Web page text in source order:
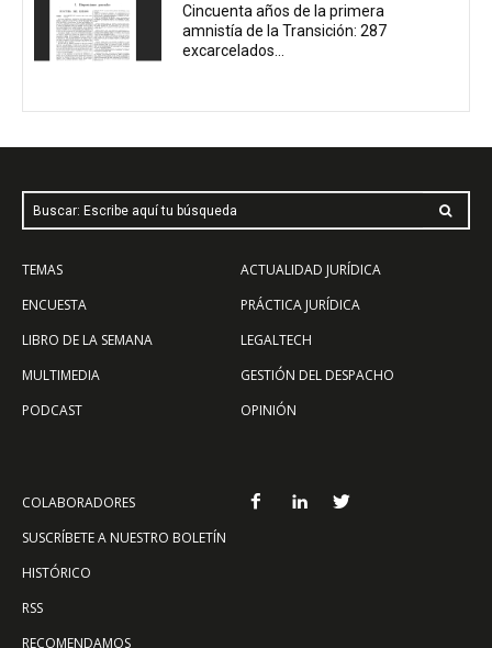
Cincuenta años de la primera
amnistía de la Transición: 287
excarcelados...
Buscar: Escribe aquí tu búsqueda
TEMAS
ENCUESTA
LIBRO DE LA SEMANA
MULTIMEDIA
PODCAST
ACTUALIDAD JURÍDICA
PRÁCTICA JURÍDICA
LEGALTECH
GESTIÓN DEL DESPACHO
OPINIÓN
COLABORADORES
SUSCRÍBETE A NUESTRO BOLETÍN
HISTÓRICO
RSS
RECOMENDAMOS